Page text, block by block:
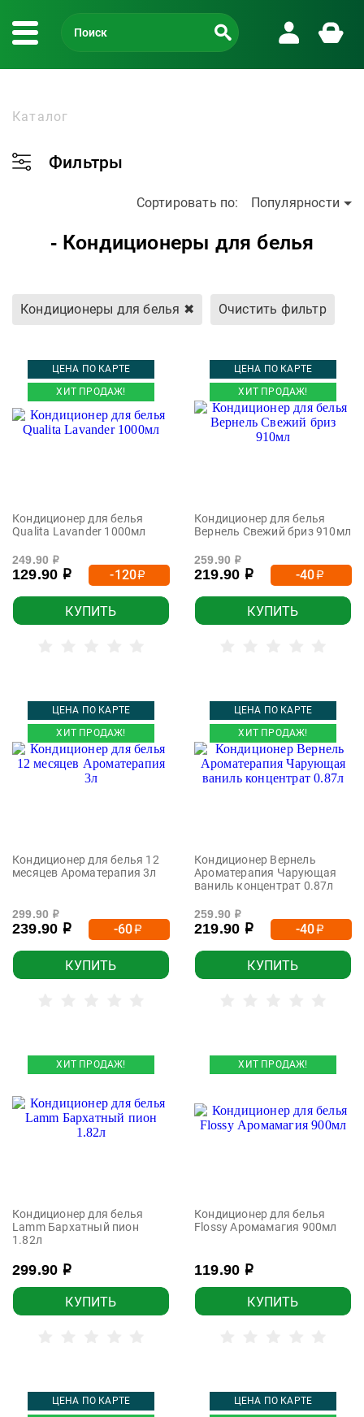
Каталог
Фильтры
Сортировать по: Популярности
- Кондиционеры для белья
Кондиционеры для белья ✖ Очистить фильтр
ЦЕНА ПО КАРТЕ
ХИТ ПРОДАЖ!
Кондиционер для белья
Qualita Lavander 1000мл
249.90 р
129.90 р -120р
КУПИТЬ
ЦЕНА ПО КАРТЕ
ХИТ ПРОДАЖ!
Кондиционер для белья
Вернель Свежий бриз 910мл
259.90 р
219.90 р -40р
КУПИТЬ
ЦЕНА ПО КАРТЕ
ХИТ ПРОДАЖ!
Кондиционер для белья 12
месяцев Ароматерапия 3л
299.90 р
239.90 р -60р
КУПИТЬ
ЦЕНА ПО КАРТЕ
ХИТ ПРОДАЖ!
Кондиционер Вернель
Ароматерапия Чарующая
ваниль концентрат 0.87л
259.90 р
219.90 р -40р
КУПИТЬ
ХИТ ПРОДАЖ!
Кондиционер для белья
Lamm Бархатный пион
1.82л
299.90 р
КУПИТЬ
ХИТ ПРОДАЖ!
Кондиционер для белья
Flossy Аромамагия 900мл
119.90 р
КУПИТЬ
ЦЕНА ПО КАРТЕ
ЦЕНА ПО КАРТЕ